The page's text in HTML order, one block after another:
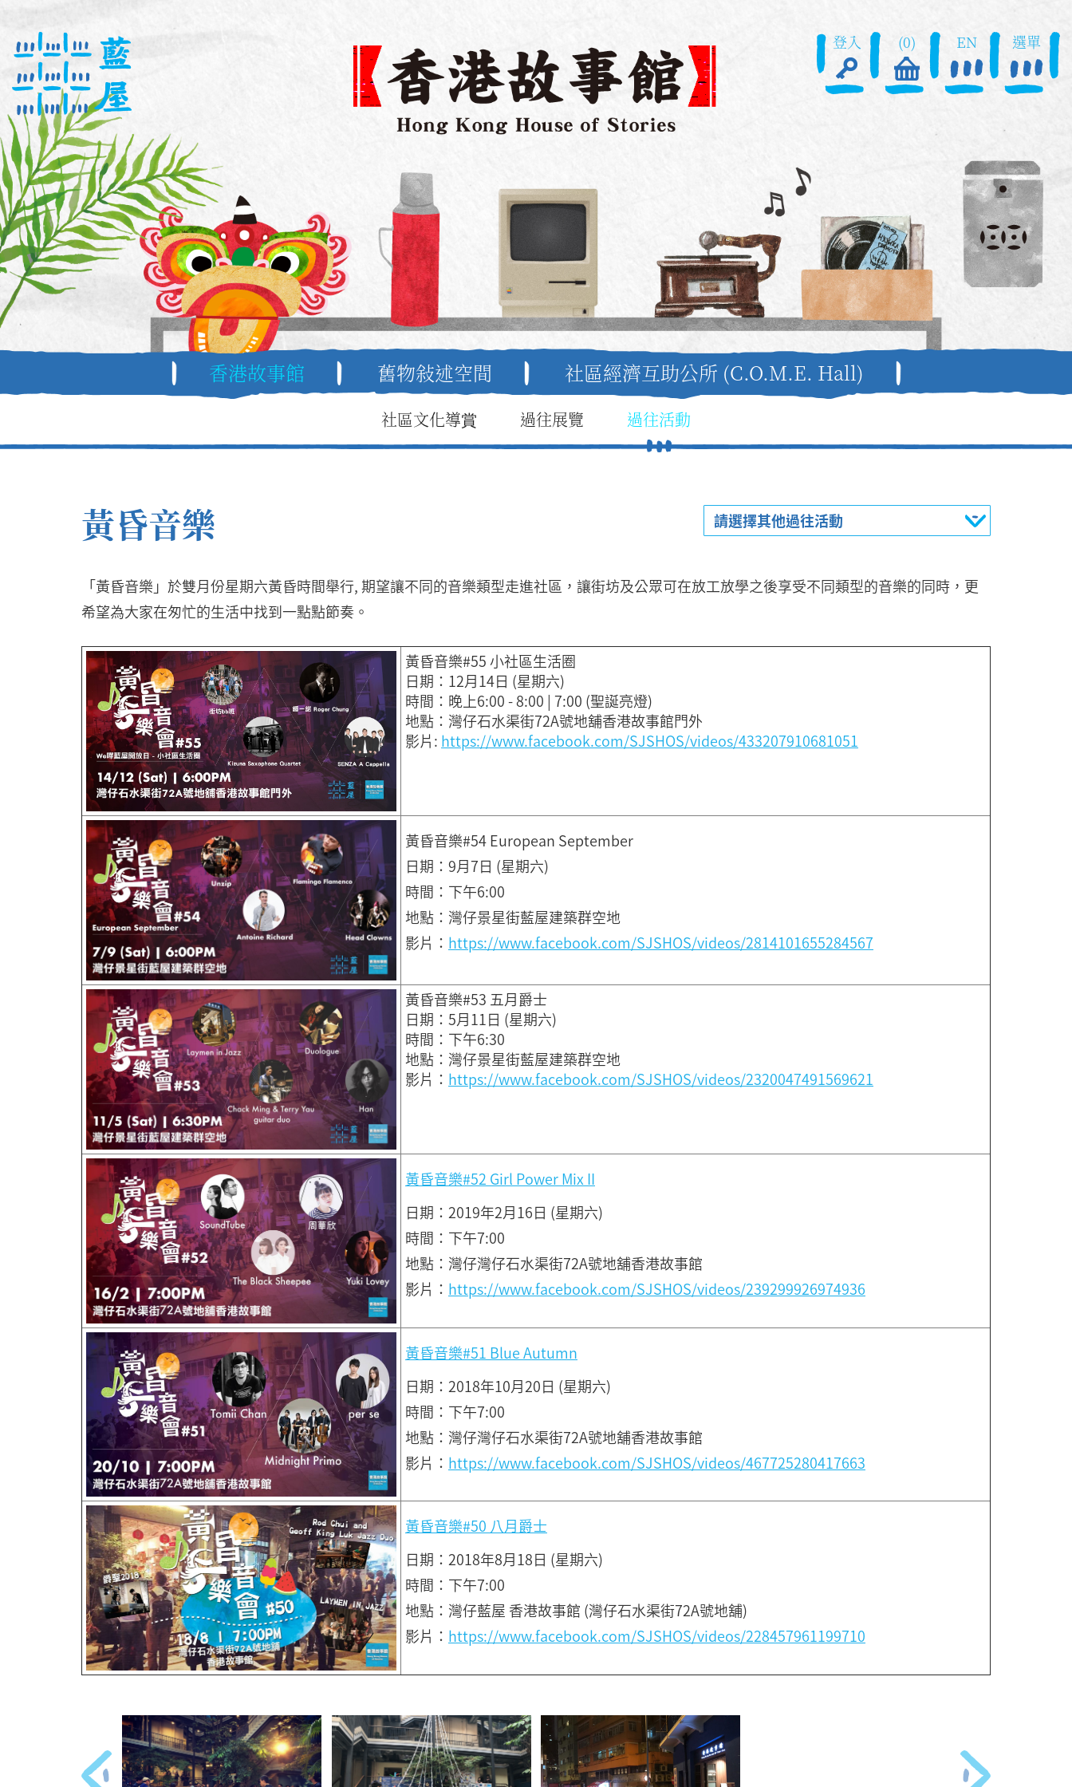
登入 (0) EN 選單
香港故事館 舊物敍述空間 社區經濟互助公所 (C.O.M.E. Hall)
社區文化導賞 過往展覽 過往活動
請選擇其他過往活動
黃昏音樂
「黃昏音樂」於雙月份星期六黃昏時間舉行, 期望讓不同的音樂類型走進社區，讓街坊及公眾可在放工放學之後享受不同類型的音樂的同時，更
希望為大家在匆忙的生活中找到一點點節奏。
黃昏音樂#55 小社區生活圈
日期：12月14日 (星期六)
時間：晚上6:00 - 8:00 | 7:00 (聖誕亮燈)
地點：灣仔石水渠街72A號地舖香港故事館門外
影片: https://www.facebook.com/SJSHOS/videos/433207910681051
黃昏音樂#54 European September
日期：9月7日 (星期六)
時間：下午6:00
地點：灣仔景星街藍屋建築群空地
影片： https://www.facebook.com/SJSHOS/videos/2814101655284567
黃昏音樂#53 五月爵士
日期：5月11日 (星期六)
時間：下午6:30
地點：灣仔景星街藍屋建築群空地
影片： https://www.facebook.com/SJSHOS/videos/2320047491569621
黃昏音樂#52 Girl Power Mix II
日期：2019年2月16日 (星期六)
時間：下午7:00
地點：灣仔灣仔石水渠街72A號地舖香港故事館
影片： https://www.facebook.com/SJSHOS/videos/239299926974936
黃昏音樂#51 Blue Autumn
日期：2018年10月20日 (星期六)
時間：下午7:00
地點：灣仔灣仔石水渠街72A號地舖香港故事館
影片： https://www.facebook.com/SJSHOS/videos/467725280417663
黃昏音樂#50 八月爵士
日期：2018年8月18日 (星期六)
時間：下午7:00
地點：灣仔藍屋 香港故事館 (灣仔石水渠街72A號地舖)
影片： https://www.facebook.com/SJSHOS/videos/228457961199710